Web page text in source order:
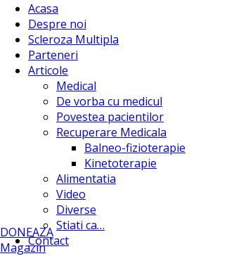
Acasa
Despre noi
Scleroza Multipla
Parteneri
Articole
Medical
De vorba cu medicul
Povestea pacientilor
Recuperare Medicala
Balneo-fizioterapie
Kinetoterapie
Alimentatia
Video
Diverse
Stiati ca…
Contact
DONEAZA
Magazin